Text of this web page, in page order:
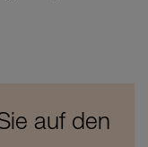
auf den